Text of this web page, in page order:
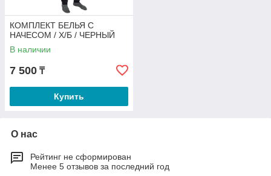
КОМПЛЕКТ БЕЛЬЯ С
НАЧЕСОМ / Х/Б / ЧЕРНЫЙ
В наличии
7 500 ₸
Купить
О нас
Рейтинг не сформирован
Менее 5 отзывов за последний год